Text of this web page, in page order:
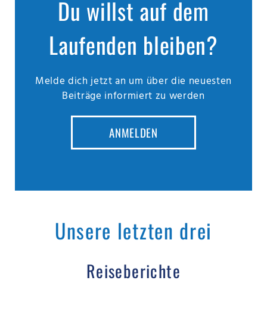
Du willst auf dem
Laufenden bleiben?
Melde dich jetzt an um über die neuesten
Beiträge informiert zu werden
ANMELDEN
Unsere letzten drei
Reiseberichte